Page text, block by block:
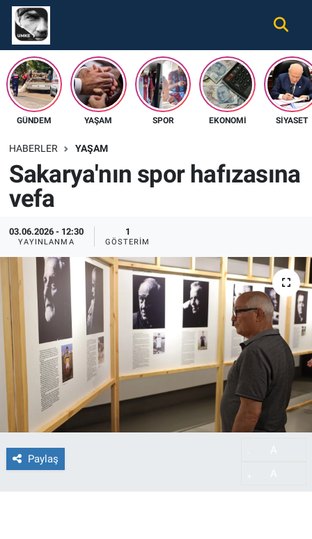
GÜNDEM YAŞAM SPOR EKONOMI SIYASET
HABERLER YAŞAM
Sakarya'nın spor hafızasına
vefa
03.06.2026 - 12:30
YAYINLANMA
1
GÖSTERIM
Paylaş
Gündem
Ekonomi
Spor
Tüm Haberler
İletişim
Künye
Nöbetçi Eczaneler
Hava Durumu
Namaz Vakitleri
Süper Lig Puan Durumu ve Fikstür
Tüm Manşetler
Son Dakika Haberleri
Haber Arşivi